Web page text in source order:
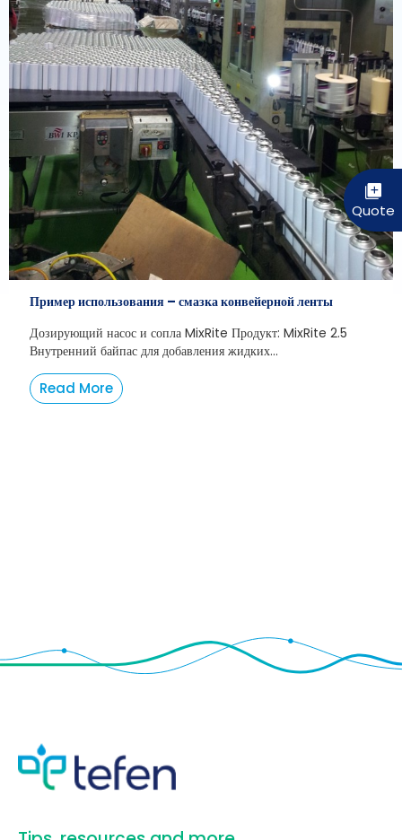
Пример использования – смазка конвейерной ленты
Дозирующий насос и сопла MixRite Продукт: MixRite 2.5
Внутренний байпас для добавления жидких...
Read More